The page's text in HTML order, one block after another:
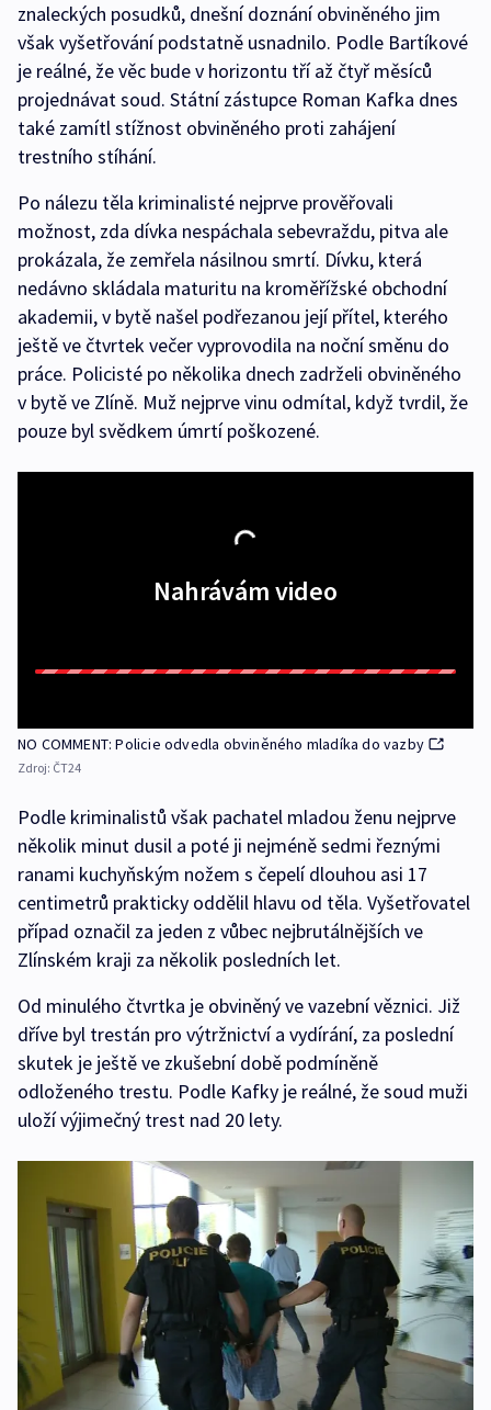
znaleckých posudků, dnešní doznání obviněného jim
však vyšetřování podstatně usnadnilo. Podle Bartíkové
je reálné, že věc bude v horizontu tří až čtyř měsíců
projednávat soud. Státní zástupce Roman Kafka dnes
také zamítl stížnost obviněného proti zahájení
trestního stíhání.
Po nálezu těla kriminalisté nejprve prověřovali
možnost, zda dívka nespáchala sebevraždu, pitva ale
prokázala, že zemřela násilnou smrtí. Dívku, která
nedávno skládala maturitu na kroměřížské obchodní
akademii, v bytě našel podřezanou její přítel, kterého
ještě ve čtvrtek večer vyprovodila na noční směnu do
práce. Policisté po několika dnech zadrželi obviněného
v bytě ve Zlíně. Muž nejprve vinu odmítal, když tvrdil, že
pouze byl svědkem úmrtí poškozené.
Nahrávám video
NO COMMENT: Policie odvedla obviněného mladíka do vazby
Zdroj: ČT24
Podle kriminalistů však pachatel mladou ženu nejprve
několik minut dusil a poté ji nejméně sedmi řeznými
ranami kuchyňským nožem s čepelí dlouhou asi 17
centimetrů prakticky oddělil hlavu od těla. Vyšetřovatel
případ označil za jeden z vůbec nejbrutálnějších ve
Zlínském kraji za několik posledních let.
Od minulého čtvrtka je obviněný ve vazební věznici. Již
dříve byl trestán pro výtržnictví a vydírání, za poslední
skutek je ještě ve zkušební době podmíněně
odloženého trestu. Podle Kafky je reálné, že soud muži
uloží výjimečný trest nad 20 lety.